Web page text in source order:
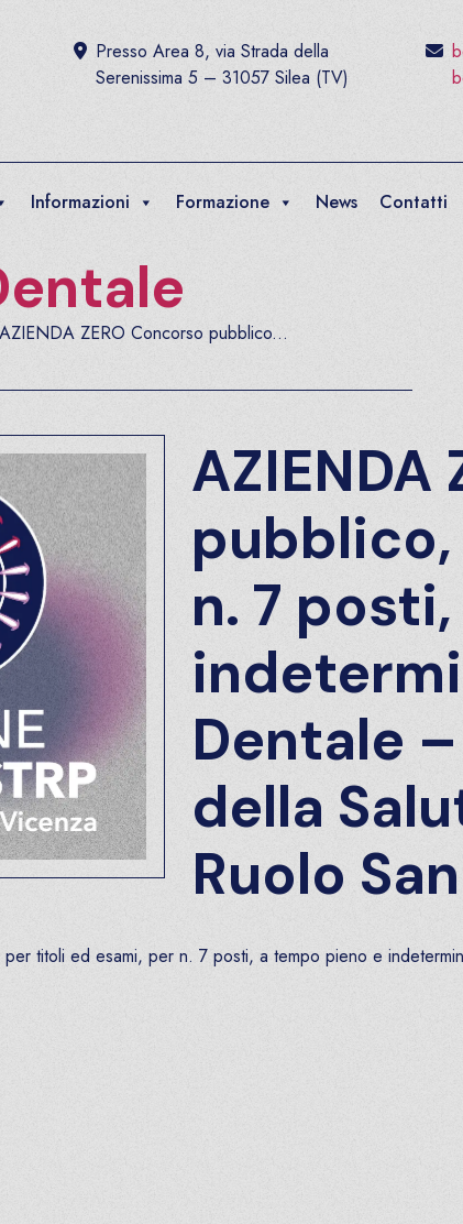
Presso Area 8, via Strada della
Serenissima 5 – 31057 Silea (TV)
Informazioni Formazione News Contatti
AZIENDA ZERO Concorso pubblico...
AZIENDA
n. 7
Dentale
della
Ruolo
titoli ed esami, per n. 7 posti, a tempo pieno e